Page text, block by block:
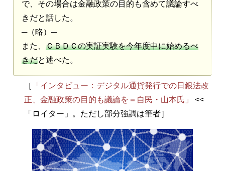
で、その場合は金融政策の目的も含めて議論すべ
きだと話した。
─（略）─
また、 ＣＢＤＣの実証実験を今年度中に始めるべ
きだと述べた。
［
「インタビュー：デジタル通貨発行での日銀法改
正、金融政策の目的も議論を＝自民・山本氏」
<<
「ロイター」。ただし部分強調は筆者］